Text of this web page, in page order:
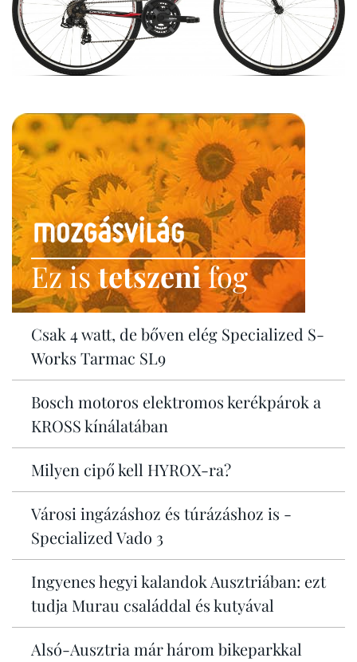
Ez istetszenifog
Csak 4 watt, de bőven elég Specialized S-
Works Tarmac SL9
Bosch motoros elektromos kerékpárok a
KROSS kínálatában
Milyen cipő kell HYROX-ra?
Városi ingázáshoz és túrázáshoz is -
Specialized Vado 3
Ingyenes hegyi kalandok Ausztriában: ezt
tudja Murau családdal és kutyával
Alsó-Ausztria már három bikeparkkal